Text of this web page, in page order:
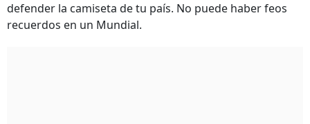
defender la camiseta de tu país. No puede haber feos
recuerdos en un Mundial.